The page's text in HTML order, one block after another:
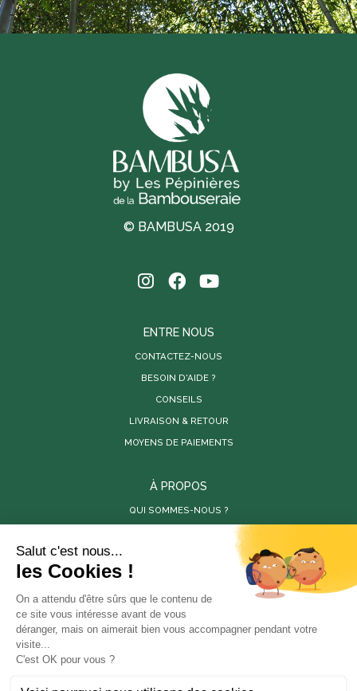
© BAMBUSA 2019
ENTRE NOUS
CONTACTEZ-NOUS
BESOIN D'AIDE ?
CONSEILS
LIVRAISON & RETOUR
MOYENS DE PAIEMENTS
À PROPOS
QUI SOMMES-NOUS ?
SITES PARTENAIRES
STORE-FACTORY